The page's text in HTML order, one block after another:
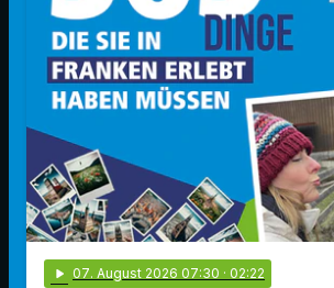
play_arrow 07. August 2026 07:30 · 02:22